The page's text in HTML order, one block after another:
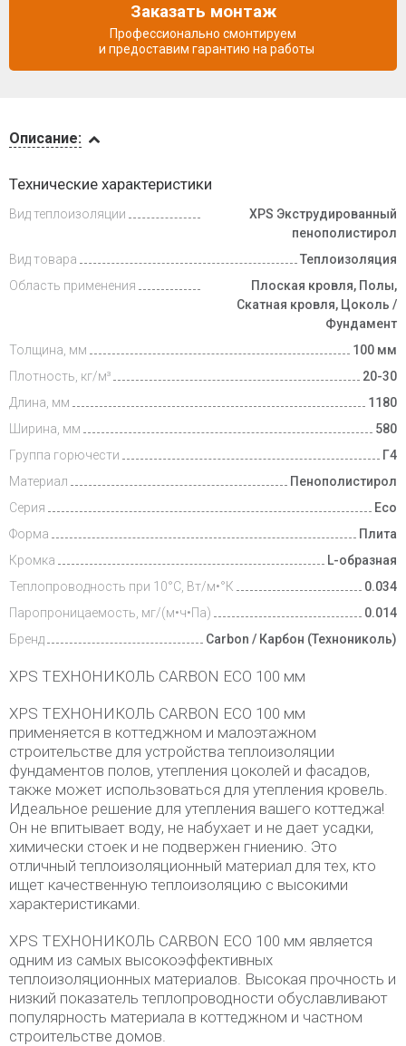
Видеообзоры
Доставка
и оплата
Описание:
Технические характеристики
Вид теплоизоляции
XPS Экструдированный
пенополистирол
Вид товара
Теплоизоляция
Область применения
Плоская кровля, Полы,
Скатная кровля, Цоколь /
Фундамент
Толщина, мм
100 мм
Плотность, кг/м³
20-30
Длина, мм
1180
Ширина, мм
580
Группа горючести
Г4
Материал
Пенополистирол
Серия
Eco
Форма
Плита
Кромка
L-образная
Теплопроводность при 10°С, Вт/м•°К
0.034
Паропроницаемость, мг/(м•ч•Па)
0.014
Бренд
Carbon / Карбон (Технониколь)
XPS ТЕХНОНИКОЛЬ CARBON ECO 100 мм
XPS ТЕХНОНИКОЛЬ CARBON ECO 100 мм
применяется в коттеджном и малоэтажном
строительстве для устройства теплоизоляции
фундаментов полов, утепления цоколей и фасадов,
также может использоваться для утепления кровель.
Идеальное решение для утепления вашего коттеджа!
Он не впитывает воду, не набухает и не дает усадки,
химически стоек и не подвержен гниению. Это
отличный теплоизоляционный материал для тех, кто
ищет качественную теплоизоляцию с высокими
характеристиками.
XPS ТЕХНОНИКОЛЬ CARBON ECO 100 мм является
одним из самых высокоэффективных
теплоизоляционных материалов. Высокая прочность и
низкий показатель теплопроводности обуславливают
популярность материала в коттеджном и частном
строительстве домов.
Заказать монтаж
Профессионально смонтируем
и предоставим гарантию на работы